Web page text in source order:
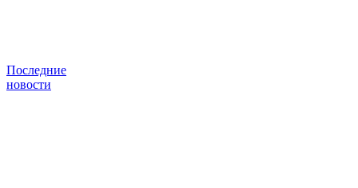
Последние
новости